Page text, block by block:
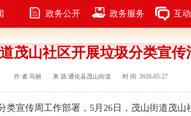
政务公开 政务服务 互
茂山社区开展垃圾分类宣传
作 者:马丽 来 源:通化县茂山街道 时 间: 2026-05-27
宣传周工作部署，5月26日，茂山街道茂山